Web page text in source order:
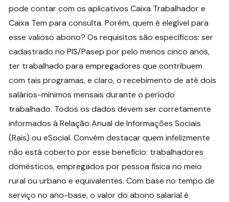
pode contar com os aplicativos Caixa Trabalhador e
Caixa Tem para consulta. Porém, quem é elegível para
esse valioso abono? Os requisitos são específicos: ser
cadastrado no PIS/Pasep por pelo menos cinco anos,
ter trabalhado para empregadores que contribuem
com tais programas, e claro, o recebimento de até dois
salários-mínimos mensais durante o período
trabalhado. Todos os dados devem ser corretamente
informados à Relação Anual de Informações Sociais
(Rais) ou eSocial. Convém destacar quem infelizmente
não está coberto por esse benefício: trabalhadores
domésticos, empregados por pessoa física no meio
rural ou urbano e equivalentes. Com base no tempo de
serviço no ano-base, o valor do abono salarial é